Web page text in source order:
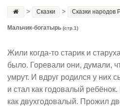
> Сказки > Сказки народов
Мальчик-богатырь (стр.1)
Жили когда-то старик и
было. Горевали они, думали,
умрут. И вдруг родился у них
и стал как годовалый
как двухгодовалый. Прожил